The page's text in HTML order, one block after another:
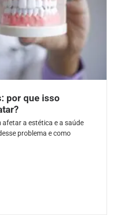
por que isso
a estética e a saúde
problema e como